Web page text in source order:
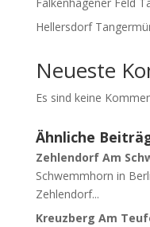
Hellersdorf
Neueste
Es sind keine
Ähnliche
Zehlendorf Am
Schwemmhorn in
Zehlendorf...
Kreuzberg Am